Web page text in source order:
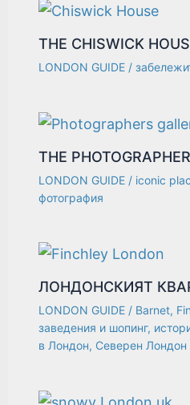
THE CHISWICK
LONDON GUIDE /
THE
LONDON GUIDE / iconic
фотография
ЛОНДОНСКИЯТ
LONDON GUIDE / Barnet,
заведения и шопинг,
в Лондон, Северен Лондон